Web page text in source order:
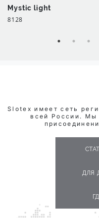
Mystic light
8128
Slotex имеет сеть
всей России. Мы
ДЛЯ